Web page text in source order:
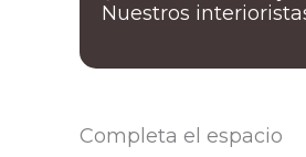
Nuestros
Completa el espacio